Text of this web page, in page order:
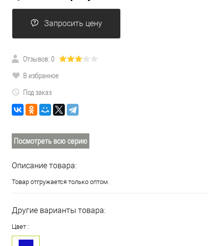
Запросить цену
Отзывов: 0
В избранное
Под заказ
Описание товара:
Товар отгружается только оптом.
Другие варианты товара:
Цвет :